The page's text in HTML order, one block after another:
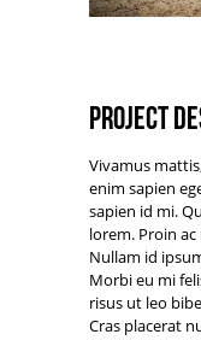
Project
Vivamus
enim sapien
sapien id mi.
lorem. Proin
Nullam id
Morbi eu mi
risus ut leo
Cras placerat